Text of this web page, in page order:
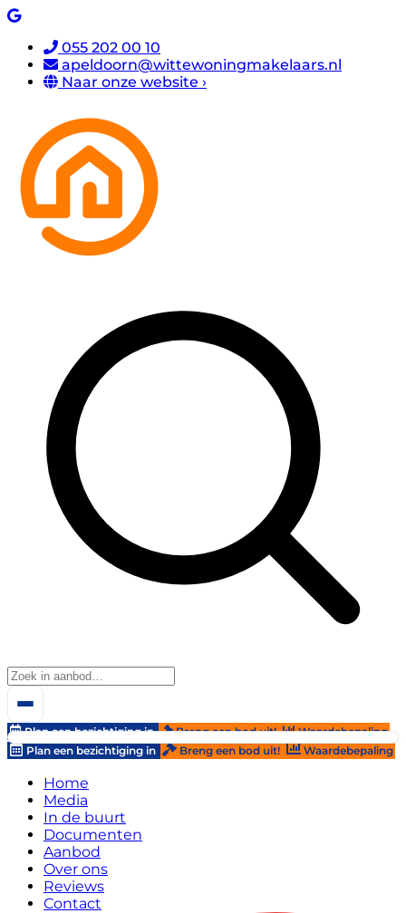
055 202 00 10
apeldoorn@wittewoningmakelaars.nl
Naar onze website ›
Plan een bezichtiging in Breng een bod uit!
Waardebepaling
Plan een bezichtiging in
Breng een bod uit! Waardebepaling
Home
Media
In de buurt
Documenten
Aanbod
Over ons
Reviews
Contact